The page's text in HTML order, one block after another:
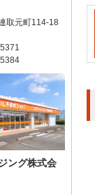
取元町114-18
ング株式会